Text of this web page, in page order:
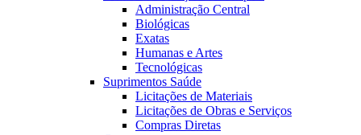
Administração Central
Biológicas
Exatas
Humanas e Artes
Tecnológicas
Suprimentos Saúde
Licitações de Materiais
Licitações de Obras e Serviços
Compras Diretas